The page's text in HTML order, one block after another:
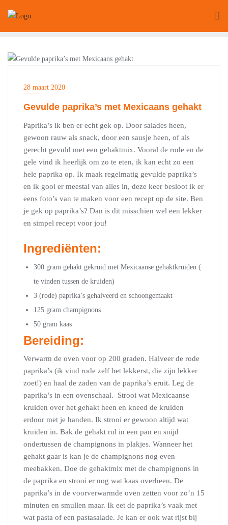
naar
de
28 maart 2020
Gevulde paprika’s met Mexicaans gehakt
Paprika’s ik ben er echt gek op. Door salades heen,
gewoon rauw als snack, door een sausje heen, of als
gerecht gevuld met een gehaktmix. Vooral de rode en de
gele vind ik heerlijk om zo te eten, ik kan echt zo een
hele paprika op. Ik maak regelmatig gevulde paprika’s
en ik gooi er meestal van alles in, deze keer besloot ik er
eens foto’s van te maken voor een recept op de site. Ben
je gek op paprika’s? Dan is dit misschien wel een lekker
en simpel recept voor jou!
Ingrediënten:
300 gram gehakt gekruid met Mexicaanse gehaktkruiden (
te vinden tussen de kruiden)
3 (rode) paprika’s gehalveerd en schoongemaakt
125 gram champignons
50 gram kaas
Bereiding:
Verwarm de oven voor op 200 graden. Halveer de rode
paprika’s (ik vind rode zelf het lekkerst, die zijn lekker
zoet!) en haal de zaden van de paprika’s eruit. Leg de
paprika’s in een ovenschaal. Strooi wat Mexicaanse
kruiden over het gehakt heen en kneed de kruiden
erdoor met je handen. Ik strooi er gewoon altijd wat
kruiden in. Bak de gehakt rul in een pan en snijd
ondertussen de champignons in plakjes. Wanneer het
gehakt gaar is kan je de champignons nog even
meebakken. Doe de gehaktmix met de champignons in
de paprika en strooi er nog wat kaas overheen. De
paprika’s in de voorverwarmde oven zetten voor zo’n 15
minuten en smullen maar. Ik eet de paprika’s vaak met
wat pasta of een pastasalade. Je kan er ook wat rijst bij